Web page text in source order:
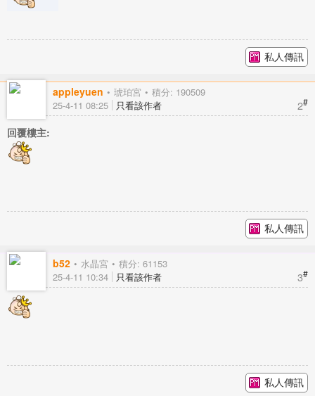
私人傳訊
appleyuen 琥珀宮 積分: 190509
2#
25-4-11 08:25 只看該作者
回覆樓主:
私人傳訊
b52 水晶宮 積分: 61153
3#
25-4-11 10:34 只看該作者
私人傳訊